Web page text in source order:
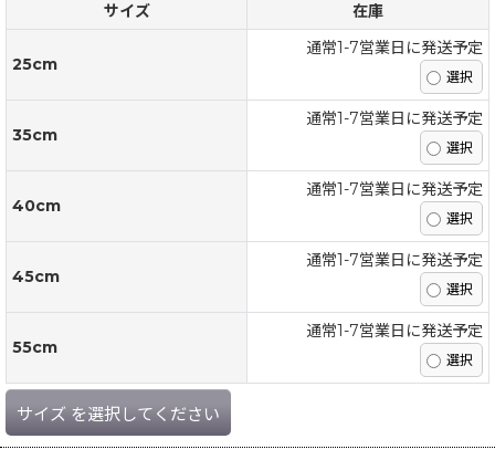
サイズ 在庫
25cm
通常1-7営業日に発送予定
35cm
通常1-7営業日に発送予定
40cm
通常1-7営業日に発送予定
45cm
通常1-7営業日に発送予定
55cm
通常1-7営業日に発送予定
サイズ を選択してください